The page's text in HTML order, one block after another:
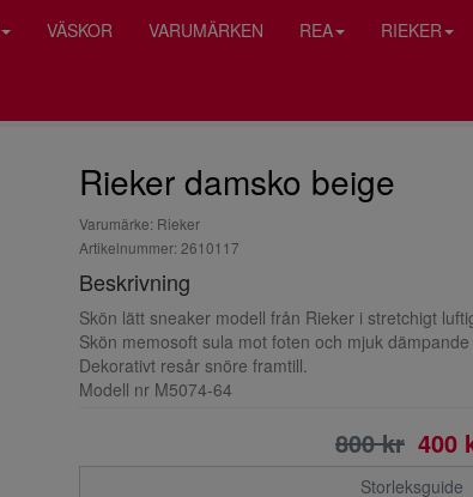
VÄSKOR VARUMÄRKEN REA RIEKER
Rieker damsko beige
Varumärke: Rieker
Artikelnummer: 2610117
Beskrivning
Skön lätt sneaker modell från Rieker i stretchigt
Skön memosoft sula mot foten och mjuk
Dekorativt resår snöre framtill.
Modell nr M5074-64
800 kr 400
Storleksguide